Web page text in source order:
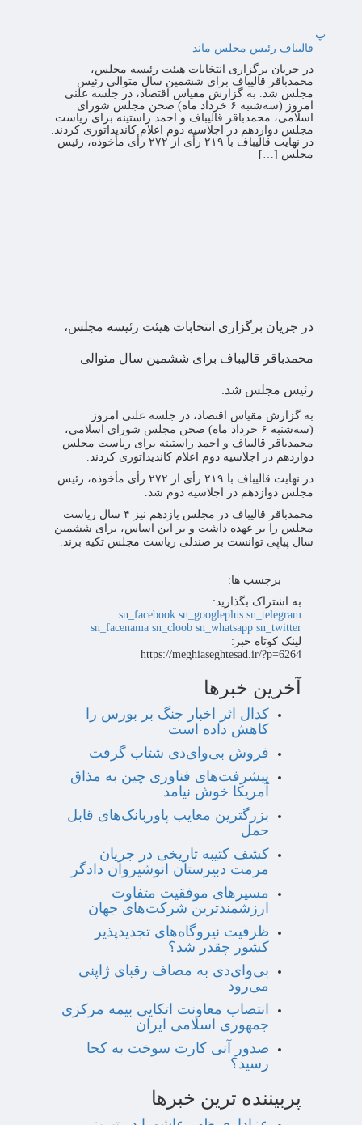
پ
قالیباف رئیس مجلس ماند
در جریان برگزاری انتخابات هیئت رئیسه مجلس،
محمدباقر قالیباف برای ششمین سال متوالی رئیس
مجلس شد. به گزارش مقیاس اقتصاد، در جلسه علنی
امروز (سه‌شنبه ۶ خرداد ماه) صحن مجلس شورای
اسلامی، محمدباقر قالیباف و احمد راستینه برای ریاست
مجلس دوازدهم در اجلاسیه دوم اعلام کاندیداتوری کردند.
در نهایت قالیباف با ۲۱۹ رأی از ۲۷۲ رأی مأخوذه، رئیس
مجلس […]
در جریان برگزاری انتخابات هیئت رئیسه مجلس،
محمدباقر قالیباف برای ششمین سال متوالی
رئیس مجلس شد.
به گزارش مقیاس اقتصاد، در جلسه علنی امروز
(سه‌شنبه ۶ خرداد ماه) صحن مجلس شورای اسلامی،
محمدباقر قالیباف و احمد راستینه برای ریاست مجلس
دوازدهم در اجلاسیه دوم اعلام کاندیداتوری کردند.
در نهایت قالیباف با ۲۱۹ رأی از ۲۷۲ رأی مأخوذه، رئیس
مجلس دوازدهم در اجلاسیه دوم شد.
محمدباقر قالیباف در مجلس یازدهم نیز ۴ سال ریاست
مجلس را بر عهده داشت و بر این اساس، برای ششمین
سال پیاپی توانست بر صندلی ریاست مجلس تکیه بزند.
برچسب ها:
به اشتراک بگذارید:
sn_facebook sn_googleplus sn_telegram
sn_facenama sn_cloob sn_whatsapp sn_twitter
لینک کوتاه خبر:
https://meghiaseghtesad.ir/?p=6264
آخرین خبرها
کدال اثر اخبار جنگ بر بورس را
کاهش داده است
فروش بی‌وای‌دی شتاب گرفت
پیشرفت‌های فناوری چین به مذاق
آمریکا خوش نیامد
بزرگترین معایب پاوربانک‌های قابل
حمل
کشف کتیبه تاریخی در جریان
مرمت دبیرستان انوشیروان دادگر
مسیرهای موفقیت متفاوت
ارزشمندترین شرکت‌های جهان
ظرفیت نیروگاه‌های تجدیدپذیر
کشور چقدر شد؟
بی‌وای‌دی به مصاف رقبای ژاپنی
می‌رود
انتصاب معاونت اتکایی بیمه مرکزی
جمهوری اسلامی ایران
صدور آنی کارت سوخت به کجا
رسید؟
پربیننده ترین خبرها